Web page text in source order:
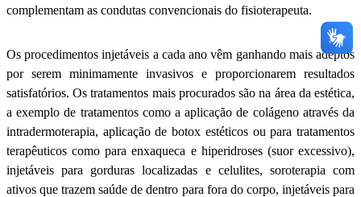
complementam as condutas convencionais do fisioterapeuta.
Os procedimentos injetáveis a cada ano vêm ganhando mais adeptos
por serem minimamente invasivos e proporcionarem resultados
satisfatórios. Os tratamentos mais procurados são na área da estética,
a exemplo de tratamentos como a aplicação de colágeno através da
intradermoterapia, aplicação de botox estéticos ou para tratamentos
terapêuticos como para enxaqueca e hiperidroses (suor excessivo),
injetáveis para gorduras localizadas e celulites, soroterapia com
ativos que trazem saúde de dentro para fora do corpo, injetáveis para